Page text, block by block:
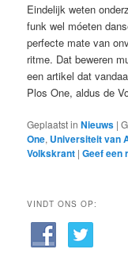
Eindelijk weten
funk wel móeten
perfecte mate van
ritme. Dat beweren
een artikel dat
Plos One, aldus de
Geplaatst in Nieuws |
One, Universiteit van
Volkskrant |Geef een
VINDT ONS OP: